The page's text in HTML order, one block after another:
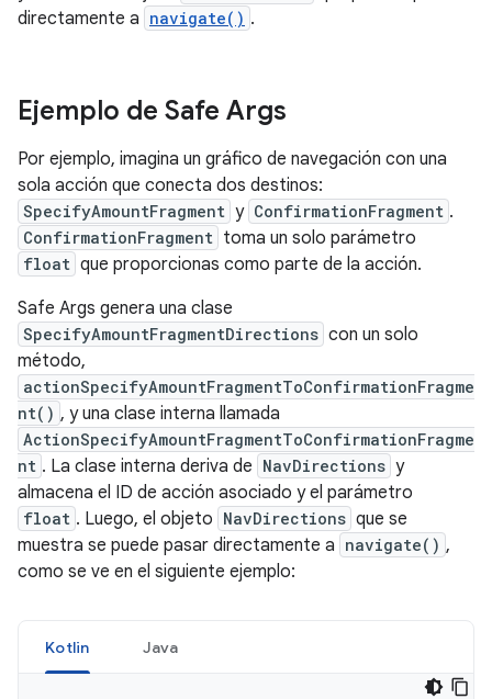
directamente a navigate() .
Ejemplo de Safe Args
Por ejemplo, imagina un gráfico de navegación con una
sola acción que conecta dos destinos:
SpecifyAmountFragment y ConfirmationFragment .
ConfirmationFragment toma un solo parámetro
float que proporcionas como parte de la acción.
Safe Args genera una clase
SpecifyAmountFragmentDirections con un solo
método,
actionSpecifyAmountFragmentToConfirmationFragme
nt() , y una clase interna llamada
ActionSpecifyAmountFragmentToConfirmationFragme
nt . La clase interna deriva de NavDirections y
almacena el ID de acción asociado y el parámetro
float . Luego, el objeto NavDirections que se
muestra se puede pasar directamente a navigate() ,
como se ve en el siguiente ejemplo:
Kotlin Java